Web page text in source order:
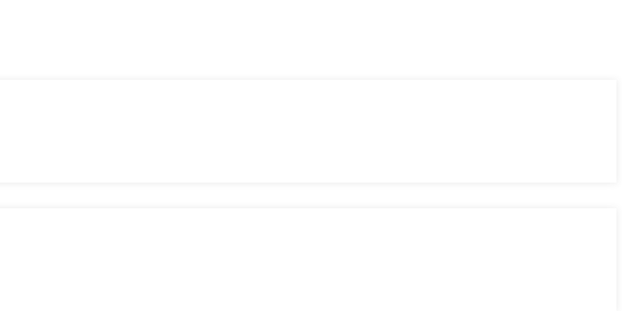
senza complicazioni.
del mercato.
piattaforme e dApp.